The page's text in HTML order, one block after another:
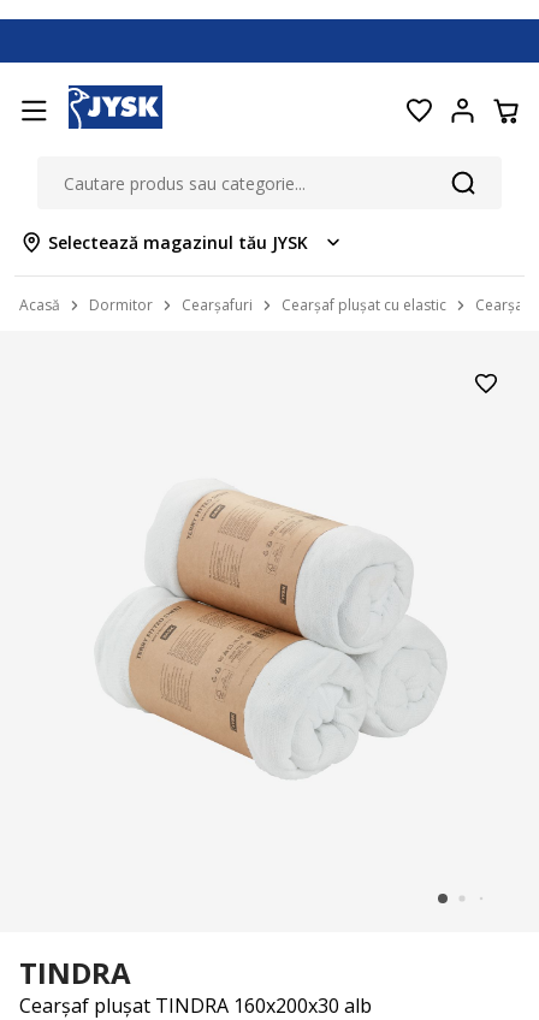
Selectează magazinul tău JYSK
Acasă Dormitor Cearșafuri Cearșaf plușat cu elastic Cearșaf
TINDRA
Cearșaf plușat TINDRA 160x200x30 alb